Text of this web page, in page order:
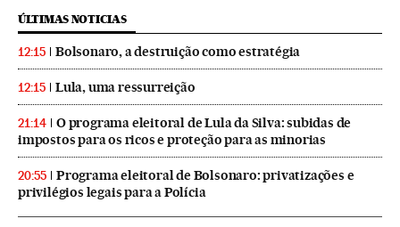
ÚLTIMAS NOTICIAS
12:15 Bolsonaro, a destruição como estratégia
12:15 Lula, uma ressurreição
21:14
O programa eleitoral de Lula da Silva: subidas de
impostos para os ricos e proteção para as minorias
20:55
Programa eleitoral de Bolsonaro: privatizações e
privilégios legais para a Polícia